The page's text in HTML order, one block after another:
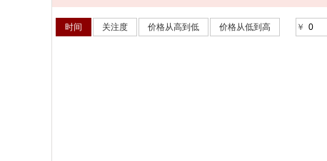
时间 关注度 价格从高到低 价格从低到高 ￥